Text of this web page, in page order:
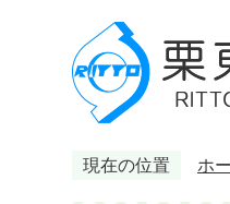
現在の位置 ホ